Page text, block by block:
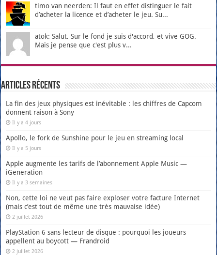
timo van neerden: Il faut en effet distinguer le fait
d’acheter la licence et d’acheter le jeu. Su...
atok: Salut, Sur le fond je suis d'accord, et vive GOG.
Mais je pense que c'est plus v...
Articles récents
La fin des jeux physiques est inévitable : les chiffres de Capcom
donnent raison à Sony
Il y a 4 jours
Apollo, le fork de Sunshine pour le jeu en streaming local
Il y a 5 jours
Apple augmente les tarifs de l’abonnement Apple Music —
iGeneration
Il y a 3 semaines
Non, cette loi ne veut pas faire exploser votre facture Internet
(mais c’est tout de même une très mauvaise idée)
2 juillet 2026
PlayStation 6 sans lecteur de disque : pourquoi les joueurs
appellent au boycott — Frandroid
2 juillet 2026